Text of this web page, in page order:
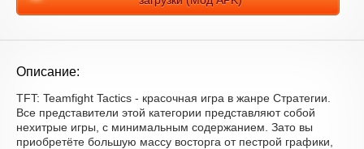
Описание:
TFT: Teamfight Tactics - красочная игра в жанре Стратегии.
Все представители этой категории представляют собой
нехитрые игры, с минимальным содержанием. Зато вы
приобретёте большую массу восторга от пестрой графики,